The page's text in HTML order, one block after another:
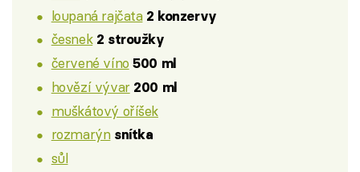
loupaná rajčata 2 konzervy
česnek 2 stroužky
červené víno 500 ml
hovězí vývar 200 ml
muškátový oříšek
rozmarýn snítka
sůl